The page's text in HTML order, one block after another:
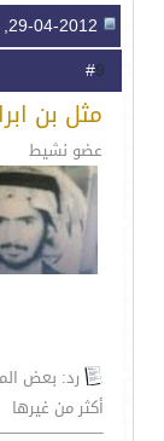
9
مثل بن
عضو نشيط
رد: بعض
أكثر من غيرها